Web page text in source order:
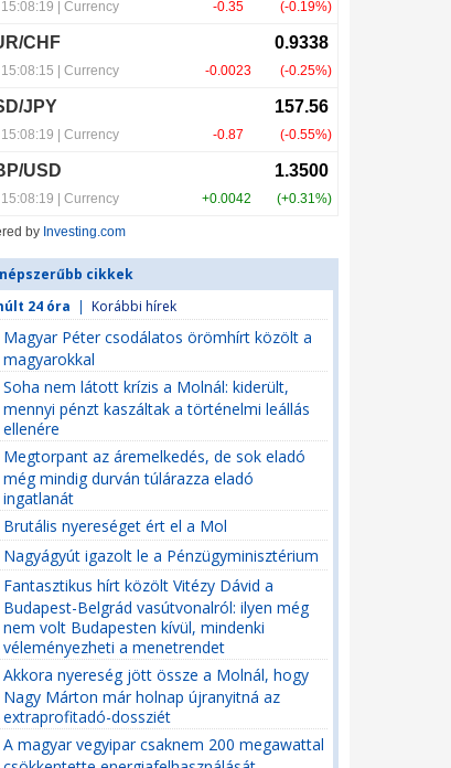
by Investing.com
cikkek
24 óra | Korábbi hírek
Magyar Péter csodálatos örömhírt közölt a
magyarokkal
Soha nem látott krízis a Molnál: kiderült,
mennyi pénzt kaszáltak a történelmi leállás
ellenére
Megtorpant az áremelkedés, de sok eladó
még mindig durván túlárazza eladó
ingatlanát
Brutális nyereséget ért el a Mol
Nagyágyút igazolt le a Pénzügyminisztérium
Fantasztikus hírt közölt Vitézy Dávid a
Budapest-Belgrád vasútvonalról: ilyen még
nem volt Budapesten kívül, mindenki
véleményezheti a menetrendet
Akkora nyereség jött össze a Molnál, hogy
Nagy Márton már holnap újranyitná az
extraprofitadó-dossziét
A magyar vegyipar csaknem 200 megawattal